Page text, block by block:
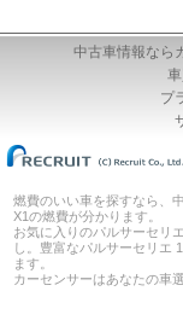
中古車情報なら
プ
燃費のいい車を探すなら、
X1の燃費が分かります。
お気に入りのパルサーセリ
し。豊富なパルサーセリエ
ます。
カーセンサーはあなたの車